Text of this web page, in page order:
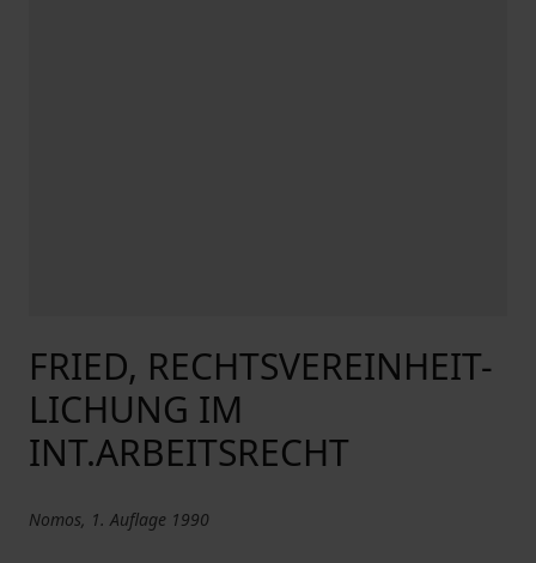
FRIED, RECHTSVEREINHEIT-
LICHUNG IM
INT.ARBEITSRECHT
Nomos, 1. Auflage 1990